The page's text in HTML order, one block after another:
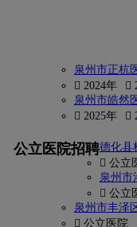
泉州市正杭
 2024年

泉州市皓然
 2025年

公立医院招聘德化县
 公立
泉州市
 公立
泉州市丰泽
 公立医院